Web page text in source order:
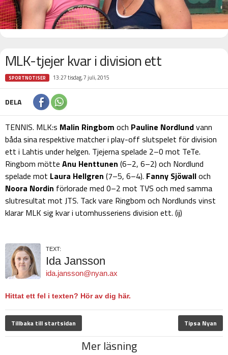
MLK-tjejer kvar i division ett
SPORTNOTISER 13:27 tisdag, 7 juli, 2015
DELA
TENNIS. MLK:s Malin Ringbom och Pauline Nordlundvann
båda sina respektive matcher i play-off slutspelet för division
ett i Lahtis under helgen. Tjejerna spelade 2–0 mot TeTe.
Ringbom mötte Anu Henttunen (6–2, 6–2) och Nordlund
spelade mot Laura Hellgren (7–5, 6–4). Fanny Sjöwalloch
Noora Nordin förlorade med 0–2 mot TVS och med samma
slutresultat mot JTS. Tack vare Ringbom och Nordlunds vinst
klarar MLK sig kvar i utomhusseriens division ett. (ij)
TEXT:
Ida Jansson
ida.jansson@nyan.ax
Hittat ett fel i texten? Hör av dig här.
Tillbaka till startsidan Tipsa Nyan
Mer läsning